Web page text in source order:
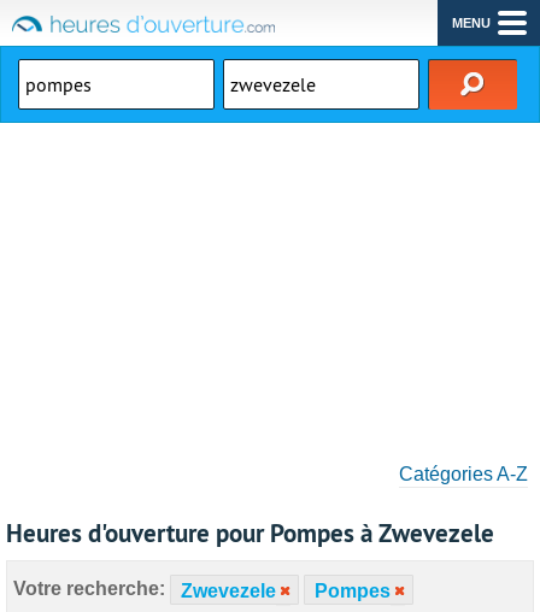
MENU
Catégories A-Z
Heures d'ouverture pour Pompes à Zwevezele
Votre recherche: Zwevezele Pompes